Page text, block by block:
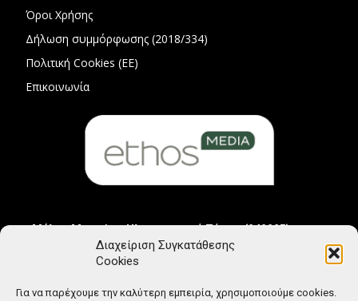
Διαχείριση Συγκατάθεσης
Cookies
Για να παρέχουμε την καλύτερη εμπειρία, χρησιμοποιούμε cookies.
Όροι Χρήσης
Δήλωση συμμόρφωσης (2018/334)
Πολιτική Cookies (ΕΕ)
Επικοινωνία
Μέλος Μητρώου Ηλεκτρονικού Τύπου (242225)